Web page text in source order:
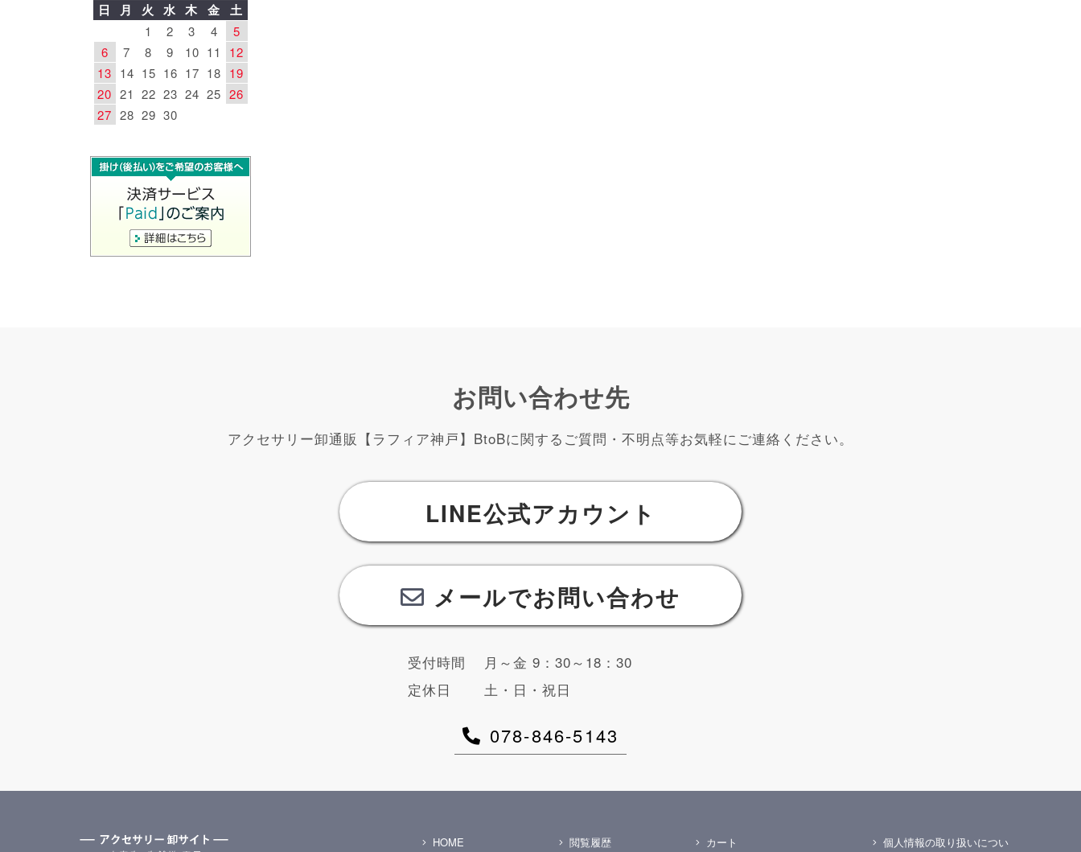
日
月 火 水 木 金 土
1 2 3 4
5
6
7 8 9 10 11
12
13 14 15 16 17 18 19
20 21 22 23 24 25 26
27 28 29 30
お問い合わせ先
アクセサリー卸通販【ラフィア神戸】BtoBに関するご質問・不明点等お気軽にご連絡ください。
LINE公式アカウント
メールでお問い合わせ
受付時間
月～金 9：30～18：30
定休日
土・日・祝日
078-846-5143
HOME 閲覧履歴 カート 個人情報の取り扱いについ